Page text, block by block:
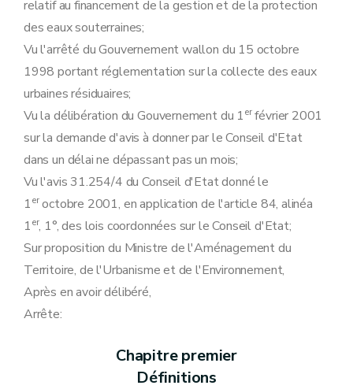
Art. 129
Art. 130
Art. 131
Art. 132
Art. 133
Art. 134
Art. 135
Art. 136
Art. 137
Art. 138
Art. 139
Art. 140
Art. 141
Art. 142
Art. 143
Art. 145
Art. 146
Art. 147
Art. 148
Art. 152
relatif au financement de la gestion et de la protection
des eaux souterraines;
Vu l'arrêté du Gouvernement wallon du 15 octobre
1998 portant réglementation sur la collecte des eaux
urbaines résiduaires;
Vu la délibération du Gouvernement du 1erfévrier 2001
sur la demande d'avis à donner par le Conseil d'Etat
dans un délai ne dépassant pas un mois;
Vu l'avis 31.254/4 du Conseil d'Etat donné le
1eroctobre 2001, en application de l'article 84, alinéa
1er, 1°, des lois coordonnées sur le Conseil d'Etat;
Sur proposition du Ministre de l'Aménagement du
Territoire, de l'Urbanisme et de l'Environnement,
Après en avoir délibéré,
Arrête:
Chapitre premier
Définitions